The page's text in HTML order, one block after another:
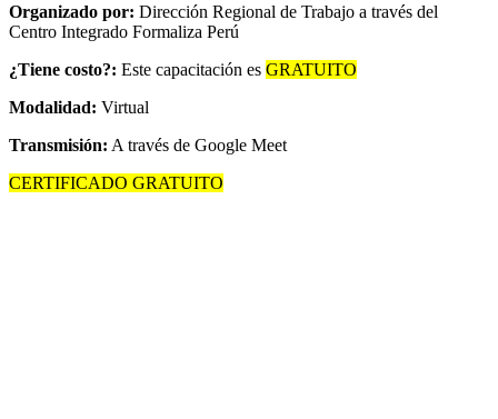
Organizado por: Dirección Regional de Trabajo a través del
Centro Integrado Formaliza Perú
¿Tiene costo?: Este capacitación es GRATUITO
Modalidad: Virtual
Transmisión: A través de Google Meet
CERTIFICADO GRATUITO